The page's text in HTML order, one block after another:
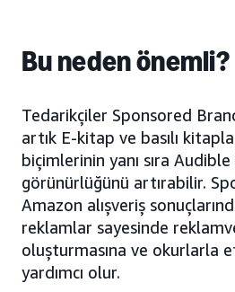
Bu neden önemli?
Tedarikçiler Sponsored
artık E-kitap ve basılı
biçimlerinin yanı sıra
görünürlüğünü artırabilir.
Amazon alışveriş
reklamlar sayesinde
oluşturmasına ve okurlarla
yardımcı olur.